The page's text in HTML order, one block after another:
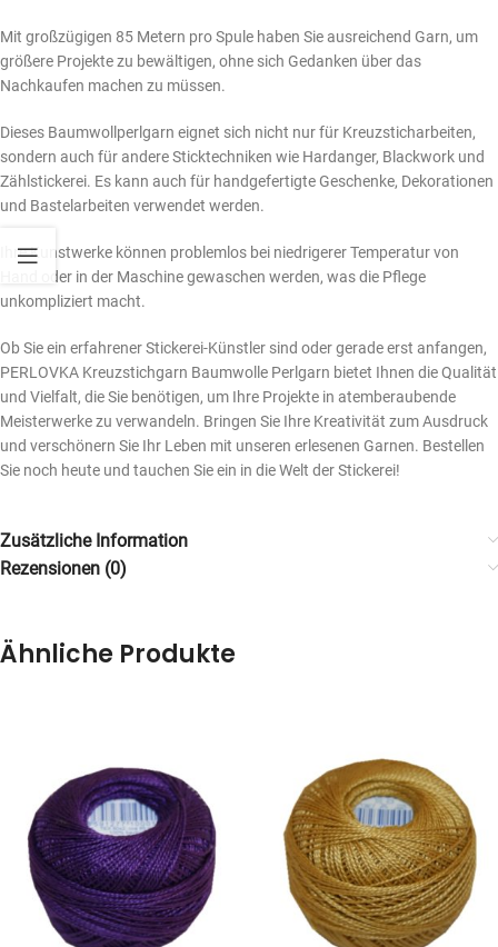
Mit großzügigen 85 Metern pro Spule haben Sie ausreichend Garn, um
größere Projekte zu bewältigen, ohne sich Gedanken über das
Nachkaufen machen zu müssen.
Dieses Baumwollperlgarn eignet sich nicht nur für Kreuzsticharbeiten,
sondern auch für andere Sticktechniken wie Hardanger, Blackwork und
Zählstickerei. Es kann auch für handgefertigte Geschenke, Dekorationen
und Bastelarbeiten verwendet werden.
Ihre Kunstwerke können problemlos bei niedrigerer Temperatur von
Hand oder in der Maschine gewaschen werden, was die Pflege
unkompliziert macht.
Ob Sie ein erfahrener Stickerei-Künstler sind oder gerade erst anfangen,
PERLOVKA Kreuzstichgarn Baumwolle Perlgarn bietet Ihnen die Qualität
und Vielfalt, die Sie benötigen, um Ihre Projekte in atemberaubende
Meisterwerke zu verwandeln. Bringen Sie Ihre Kreativität zum Ausdruck
und verschönern Sie Ihr Leben mit unseren erlesenen Garnen. Bestellen
Sie noch heute und tauchen Sie ein in die Welt der Stickerei!
Zusätzliche Information
Rezensionen (0)
Ähnliche Produkte